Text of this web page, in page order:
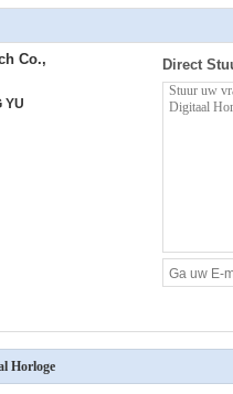
Co.,
YU
Direct
Horloge